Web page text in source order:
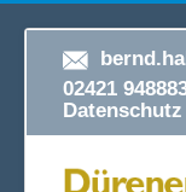
02421
Datenschutz